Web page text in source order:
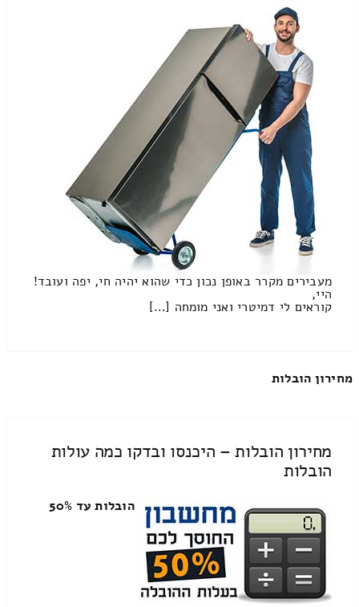
מעבירים מקרר באופן נכון כדי שהוא יהיה חי, יפה ועובד!
היי,
קוראים לי דמיטרי ואני מומחה […]
מחירון הובלות
מחירון הובלות – היכנסו ובדקו כמה עולות
הובלות
הובלות עד 50%